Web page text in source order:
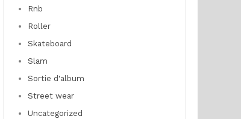
Rnb
Roller
Skateboard
Slam
Sortie d'album
Street wear
Uncategorized